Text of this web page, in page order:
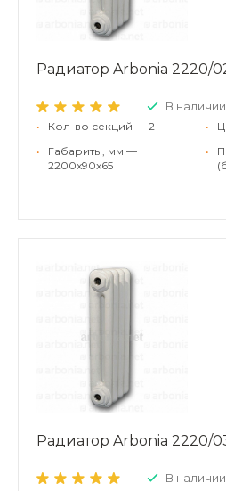
Радиатор Arbonia 2220/
В наличии
•
Кол-во секций — 2
•
Габариты, мм —
2200x90x65
•
•
Радиатор Arbonia 2220/
В наличии